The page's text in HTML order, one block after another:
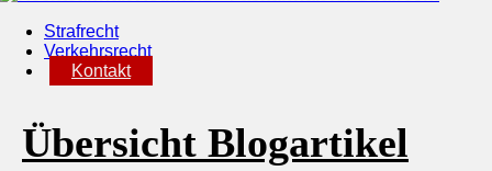
Strafrecht
Verkehrsrecht
Kontakt
Übersicht Blogartikel